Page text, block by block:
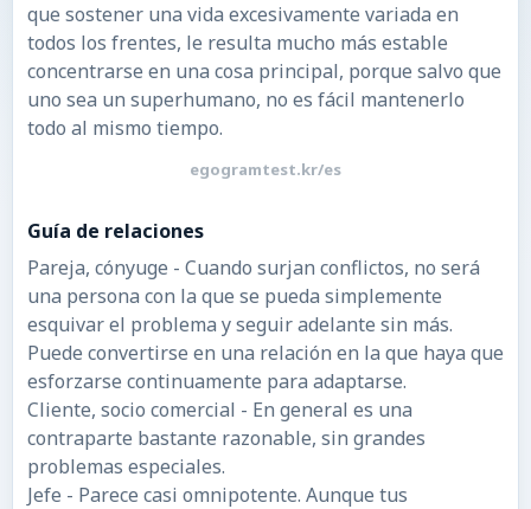
que sostener una vida excesivamente variada en
todos los frentes, le resulta mucho más estable
concentrarse en una cosa principal, porque salvo que
uno sea un superhumano, no es fácil mantenerlo
todo al mismo tiempo.
egogramtest.kr/es
Guía de relaciones
Pareja, cónyuge - Cuando surjan conflictos, no será
una persona con la que se pueda simplemente
esquivar el problema y seguir adelante sin más.
Puede convertirse en una relación en la que haya que
esforzarse continuamente para adaptarse.
Cliente, socio comercial - En general es una
contraparte bastante razonable, sin grandes
problemas especiales.
Jefe - Parece casi omnipotente. Aunque tus